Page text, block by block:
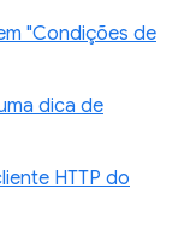
"Condições de
dica de
HTTP do